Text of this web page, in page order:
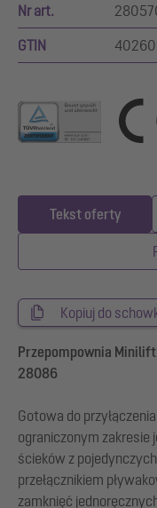
Nr art.
GTIN
Tekst oferty
Kopiuj do
Przepompownia
28086
Gotowa do
ograniczonym
ścieków z
przełącznikiem
zamknięć